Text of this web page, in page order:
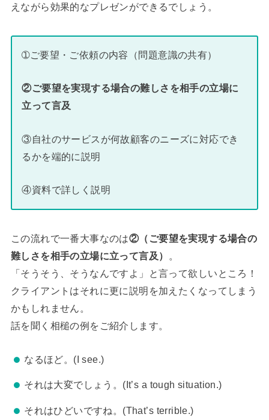
えながら効果的なプレゼンができるでしょう。
➀ご要望・ご依頼の内容（問題意識の共有）
②ご要望を実現する場合の難しさを相手の立場に
立って言及
③自社のサービスが何故顧客のニーズに対応でき
るかを端的に説明
④資料で詳しく説明
この流れで一番大事なのは②（ご要望を実現する場合の
難しさを相手の立場に立って言及）
「そうそう、そうなんですよ」と言って欲しいところ！
クライアントはそれに更に説明を加えたくなってしまう
かもしれません。
話を聞く相槌の例をご紹介します。
なるほど。(I see.)
それは大変でしょう。(It’s a tough situation.)
それはひどいですね。(That’s terrible.)